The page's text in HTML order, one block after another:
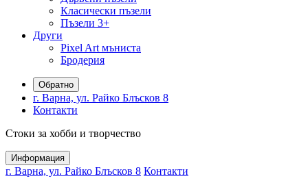
Класически пъзели
Пъзели 3+
Други
Pixel Art мъниста
Бродерия
Обратно
г. Варна, ул. Райко Блъсков 8
Контакти
Стоки за хобби и творчество
Информация
г. Варна, ул. Райко Блъсков 8 Контакти